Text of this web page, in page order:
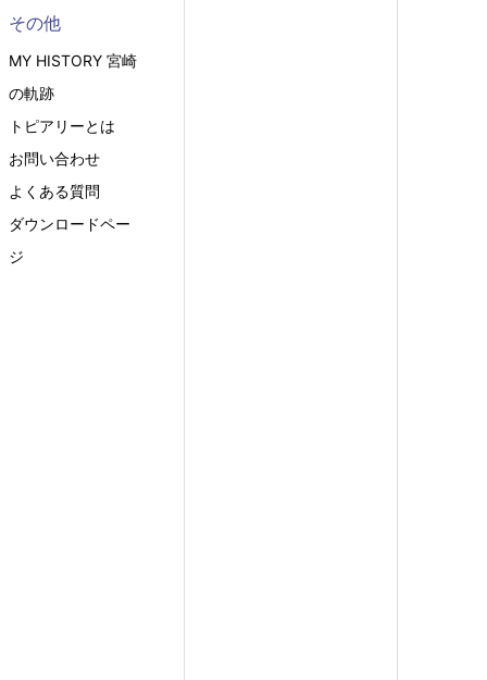
その他
MY HISTORY 宮崎
の軌跡
トピアリーとは
お問い合わせ
よくある質問
ダウンロードペー
ジ